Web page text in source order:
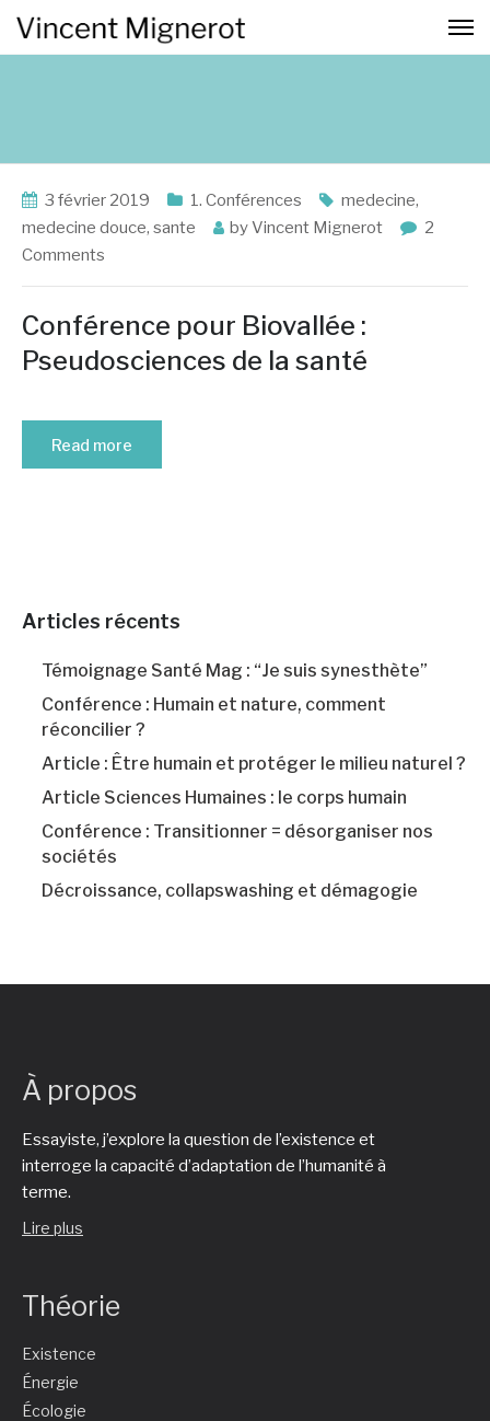
3 février 2019 1. Conférences medecine,
medecine douce, sante byVincent Mignerot
2
Comments
Conférence pour Biovallée :
Pseudosciences de la santé
Read more
Articles récents
Témoignage Santé Mag : “Je suis synesthète”
Conférence : Humain et nature, comment
réconcilier ?
Article : Être humain et protéger le milieu naturel ?
Article Sciences Humaines : le corps humain
Conférence : Transitionner = désorganiser nos
sociétés
Décroissance, collapswashing et démagogie
À propos
Essayiste, j’explore la question de l’existence et
interroge la capacité d’adaptation de l’humanité à
terme.
Lire plus
Théorie
Existence
Énergie
Écologie